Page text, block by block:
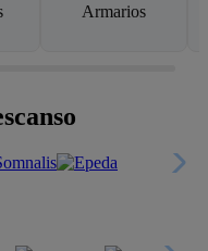
Armarios